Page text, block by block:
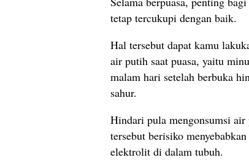
tetap tercukupi dengan baik.
Hal tersebut dapat kamu
air putih saat puasa, yaitu
malam hari setelah berbuka
sahur.
Hindari pula mengonsumsi air
tersebut berisiko
elektrolit di dalam tubuh.